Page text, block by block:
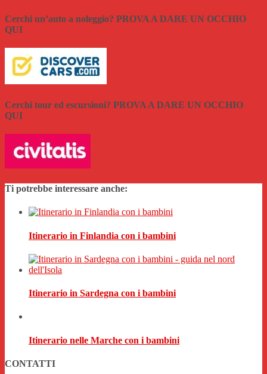
Cerchi un’auto a noleggio? PROVA A DARE UN OCCHIO
QUI
Cerchi tour ed escursioni? PROVA A DARE UN OCCHIO
QUI
Ti potrebbe interessare anche:
Itinerario in Finlandia con i bambini
Itinerario in Sardegna con i bambini
Itinerario nelle Marche con i bambini
CONTATTI